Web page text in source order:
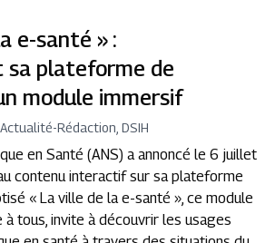
e-santé » :
sa plateforme de
module immersif
Actualité-Rédaction, DSIH
en Santé (ANS) a annoncé le 6 juillet
contenu interactif sur sa plateforme
« La ville de la e-santé », ce module
à tous, invite à découvrir les usages